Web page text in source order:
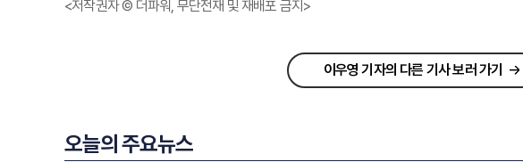
<저작권자 © 더파워, 무단전재 및 재배포 금지>
이우영 기자의 다른 기사 보러 가기
오늘의 주요뉴스